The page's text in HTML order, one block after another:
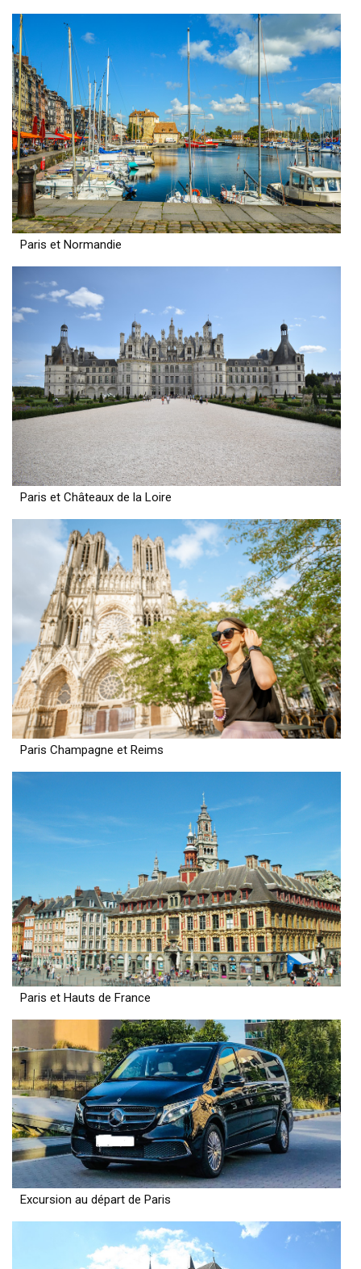
Paris et Normandie
Paris et Châteaux de la Loire
Paris Champagne et Reims
Paris et Hauts de France
Excursion au départ de Paris